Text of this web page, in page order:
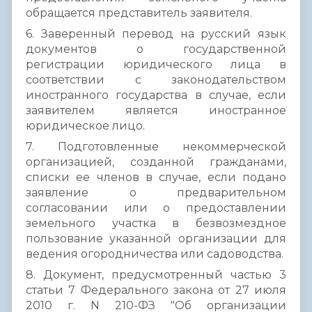
обращается представитель заявителя.
6. Заверенный перевод на русский язык
документов о государственной
регистрации юридического лица в
соответствии с законодательством
иностранного государства в случае, если
заявителем является иностранное
юридическое лицо.
7. Подготовленные некоммерческой
организацией, созданной гражданами,
списки ее членов в случае, если подано
заявление о предварительном
согласовании или о предоставлении
земельного участка в безвозмездное
пользование указанной организации для
ведения огородничества или садоводства.
8. Документ, предусмотренный частью 3
статьи 7 Федерального закона от 27 июля
2010 г. N 210-ФЗ "Об организации